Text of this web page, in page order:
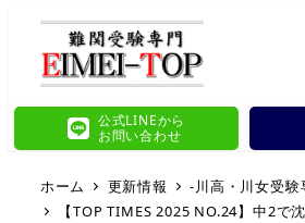
公式LINEから
お問い合わせ
ホーム 更新情報
-川高・川女受験
【TOP TIMES 2025 NO.24】中2で